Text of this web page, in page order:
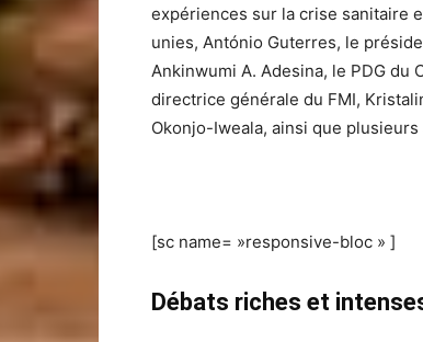
expériences sur la crise sanitaire
unies, António Guterres, le
Ankinwumi A. Adesina, le PDG du
directrice générale du FMI,
Okonjo-Iweala, ainsi que
[sc name= »responsive-bloc » ]
Débats riches et